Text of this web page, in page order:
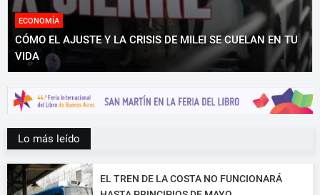
ECONOMÍA
CÓMO EL AJUSTE Y LA CRISIS DE MILEI SE CUELAN EN TU
VIDA
Lo más leído
EL TREN DE LA COSTA NO FUNCIONARÁ